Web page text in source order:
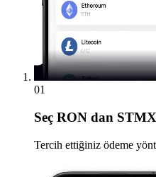
01
Seç RON dan
Tercih ettiğiniz ödeme